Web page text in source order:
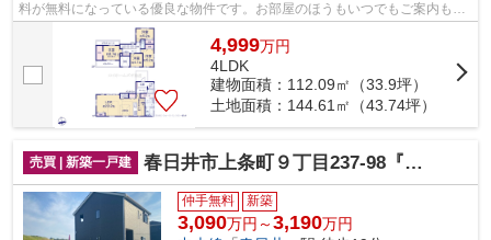
料が無料になっている優良な物件です。お部屋のほうもいつでもご案内もさ
せて頂きますのでお気軽にお問合せ下...
4,999万円
4LDK
建物面積：112.09㎡（33.9坪）
土地面積：144.61㎡（43.74坪）
売買 | 新築一戸建 春日井市上条町９丁目237-98『仲介料無料』新築戸建て
仲手無料 新築
3,090万円～3,190万円